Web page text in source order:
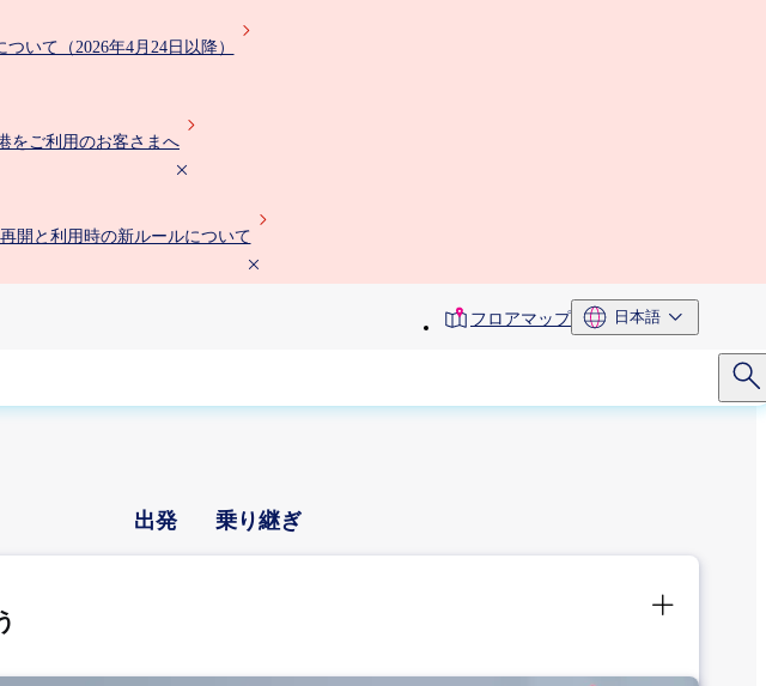
いて（2026年4月24日以降）
をご利用のお客さまへ
開と利用時の新ルールについて
toolbarフロアマップ 日本語
出発 乗り継ぎ